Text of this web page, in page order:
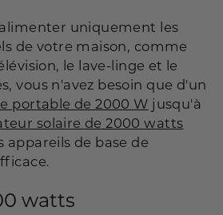
uniquement les
de votre maison, comme
le lave-linge et le
vous n'avez besoin que d'un
portable de 2000 W jusqu'à
solaire de 2000 watts
de base de
watts